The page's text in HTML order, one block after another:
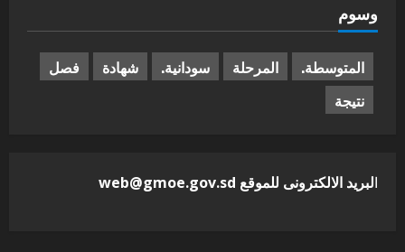
وسوم
المتوسطة. المرحلة سودانية. شهادة
فصل
نتيجة
البريد الالكترونى للموقع web@gmoe.gov.sd